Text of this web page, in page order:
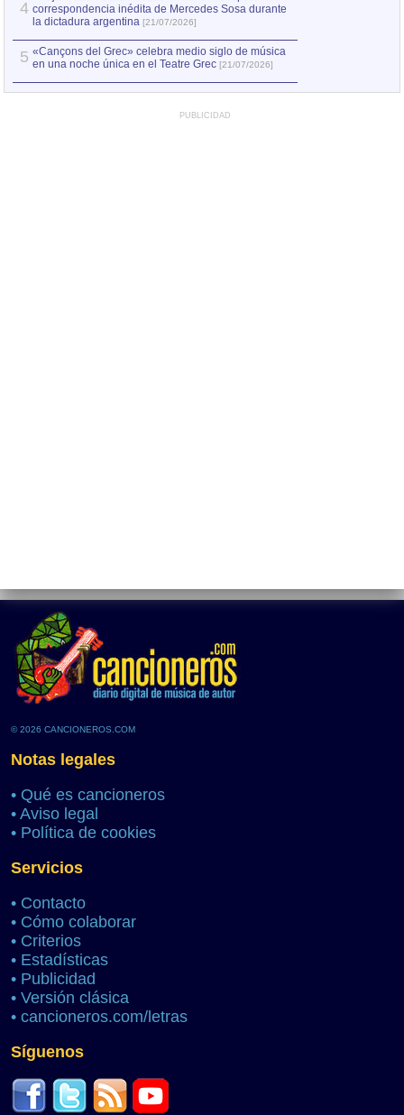
4 correspondencia inédita de Mercedes Sosa durante
la dictadura argentina [21/07/2026]
5 «Cançons del Grec» celebra medio siglo de música
en una noche única en el Teatre Grec [21/07/2026]
PUBLICIDAD
© 2026 CANCIONEROS.COM
Notas legales
• Qué es cancioneros
• Aviso legal
• Política de cookies
Servicios
• Contacto
• Cómo colaborar
• Criterios
• Estadísticas
• Publicidad
• Versión clásica
• cancioneros.com/letras
Síguenos